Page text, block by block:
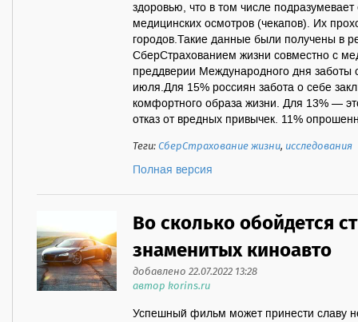
здоровью, что в том числе
медицинских осмотров (чекапов). Их
городов.Такие данные были получены в
СберСтрахованием жизни совместно с
преддверии Международного дня заботы
июля.Для 15% россиян забота о себе
комфортного образа жизни. Для 13% —
отказ от вредных привычек. 11%
Теги:СберСтрахование жизни, исследования
Полная версия
Во сколько обойдется
знаменитых киноавто
добавлено 22.07.2022 13:28
автор korins.ru
Успешный фильм может принести славу